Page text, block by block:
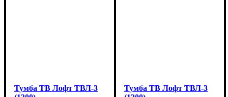
Тумба ТВ Лофт ТВЛ-3
Тумба ТВ Лофт ТВЛ-3